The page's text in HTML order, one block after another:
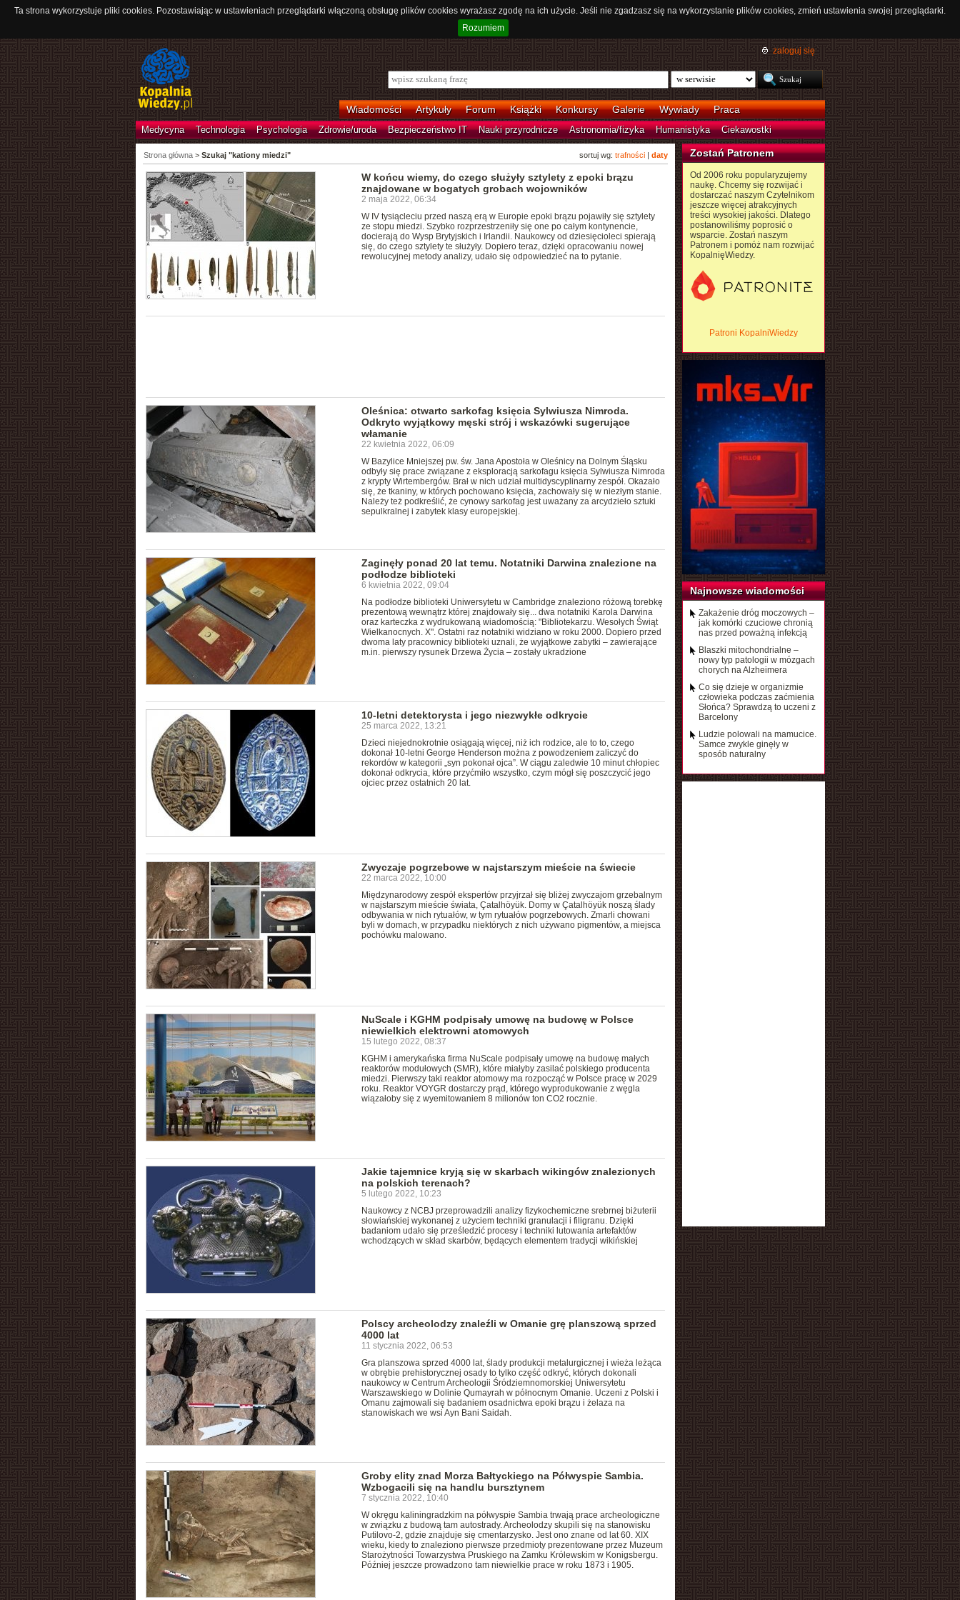
Ta strona wykorzystuje pliki cookies. Pozostawiając w ustawieniach przeglądarki włączoną obsługę plików cookies wyrażasz zgodę na ich użycie. Jeśli nie zgadzasz się na wykorzystanie plików cookies, zmień ustawienia swojej przeglądarki.
Rozumiem
zaloguj się
Wiadomości Artykuły Forum Książki Konkursy Galerie Wywiady Praca
Medycyna Technologia Psychologia Zdrowie/uroda Bezpieczeństwo IT Nauki przyrodnicze Astronomia/fizyka Humanistyka Ciekawostki
sortuj wg: trafności| daty
Strona główna> Szukaj "kationy miedzi"
W końcu wiemy, do czego służyły sztylety z epoki brązu
znajdowane w bogatych grobach wojowników
2 maja 2022, 06:34
W IV tysiącleciu przed naszą erą w Europie epoki brązu pojawiły się sztylety
ze stopu miedzi. Szybko rozprzestrzeniły się one po całym kontynencie,
docierają do Wysp Brytyjskich i Irlandii. Naukowcy od dziesięcioleci spierają
się, do czego sztylety te służyły. Dopiero teraz, dzięki opracowaniu nowej
rewolucyjnej metody analizy, udało się odpowiedzieć na to pytanie.
Oleśnica: otwarto sarkofag księcia Sylwiusza Nimroda.
Odkryto wyjątkowy męski strój i wskazówki sugerujące
włamanie
22 kwietnia 2022, 06:09
W Bazylice Mniejszej pw. św. Jana Apostoła w Oleśnicy na Dolnym Śląsku
odbyły się prace związane z eksploracją sarkofagu księcia Sylwiusza Nimroda
z krypty Wirtembergów. Brał w nich udział multidyscyplinarny zespół. Okazało
się, że tkaniny, w których pochowano księcia, zachowały się w niezłym stanie.
Należy też podkreślić, że cynowy sarkofag jest uważany za arcydzieło sztuki
sepulkralnej i zabytek klasy europejskiej.
Zaginęły ponad 20 lat temu. Notatniki Darwina znalezione na
podłodze biblioteki
6 kwietnia 2022, 09:04
Na podłodze biblioteki Uniwersytetu w Cambridge znaleziono różową torebkę
prezentową wewnątrz której znajdowały się... dwa notatniki Karola Darwina
oraz karteczka z wydrukowaną wiadomością: "Bibliotekarzu. Wesołych Świąt
Wielkanocnych. X". Ostatni raz notatniki widziano w roku 2000. Dopiero przed
dwoma laty pracownicy biblioteki uznali, że wyjątkowe zabytki – zawierające
m.in. pierwszy rysunek Drzewa Życia – zostały ukradzione
10-letni detektorysta i jego niezwykłe odkrycie
25 marca 2022, 13:21
Dzieci niejednokrotnie osiągają więcej, niż ich rodzice, ale to to, czego
dokonał 10-letni George Henderson można z powodzeniem zaliczyć do
rekordów w kategorii „syn pokonał ojca”. W ciągu zaledwie 10 minut chłopiec
dokonał odkrycia, które przyćmiło wszystko, czym mógł się poszczycić jego
ojciec przez ostatnich 20 lat.
Zwyczaje pogrzebowe w najstarszym mieście na świecie
22 marca 2022, 10:00
Międzynarodowy zespół ekspertów przyjrzał się bliżej zwyczajom grzebalnym
w najstarszym mieście świata, Çatalhöyük. Domy w Çatalhöyük noszą ślady
odbywania w nich rytuałów, w tym rytuałów pogrzebowych. Zmarli chowani
byli w domach, w przypadku niektórych z nich używano pigmentów, a miejsca
pochówku malowano.
NuScale i KGHM podpisały umowę na budowę w Polsce
niewielkich elektrowni atomowych
15 lutego 2022, 08:37
KGHM i amerykańska firma NuScale podpisały umowę na budowę małych
reaktorów modułowych (SMR), które miałyby zasilać polskiego producenta
miedzi. Pierwszy taki reaktor atomowy ma rozpocząć w Polsce pracę w 2029
roku. Reaktor VOYGR dostarczy prąd, którego wyprodukowanie z węgla
wiązałoby się z wyemitowaniem 8 milionów ton CO2 rocznie.
Jakie tajemnice kryją się w skarbach wikingów znalezionych
na polskich terenach?
5 lutego 2022, 10:23
Naukowcy z NCBJ przeprowadzili analizy fizykochemiczne srebrnej biżuterii
słowiańskiej wykonanej z użyciem techniki granulacji i filigranu. Dzięki
badaniom udało się prześledzić procesy i techniki lutowania artefaktów
wchodzących w skład skarbów, będących elementem tradycji wikińskiej
Polscy archeolodzy znaleźli w Omanie grę planszową sprzed
4000 lat
11 stycznia 2022, 06:53
Gra planszowa sprzed 4000 lat, ślady produkcji metalurgicznej i wieża leżąca
w obrębie prehistorycznej osady to tylko część odkryć, których dokonali
naukowcy w Centrum Archeologii Śródziemnomorskiej Uniwersytetu
Warszawskiego w Dolinie Qumayrah w północnym Omanie. Uczeni z Polski i
Omanu zajmowali się badaniem osadnictwa epoki brązu i żelaza na
stanowiskach we wsi Ayn Bani Saidah.
Groby elity znad Morza Bałtyckiego na Półwyspie Sambia.
Wzbogacili się na handlu bursztynem
7 stycznia 2022, 10:40
W okręgu kaliningradzkim na półwyspie Sambia trwają prace archeologiczne
w związku z budową tam autostrady. Archeolodzy skupili się na stanowisku
Putilovo-2, gdzie znajduje się cmentarzysko. Jest ono znane od lat 60. XIX
wieku, kiedy to znaleziono pierwsze przedmioty prezentowane przez Muzeum
Starożytności Towarzystwa Pruskiego na Zamku Królewskim w Konigsbergu.
Później jeszcze prowadzono tam niewielkie prace w roku 1873 i 1905.
Zostań Patronem
Od 2006 roku popularyzujemy
naukę. Chcemy się rozwijać i
dostarczać naszym Czytelnikom
jeszcze więcej atrakcyjnych
treści wysokiej jakości. Dlatego
postanowiliśmy poprosić o
wsparcie. Zostań naszym
Patronem i pomóż nam rozwijać
KopalnięWiedzy.
Patroni KopalniWiedzy
Najnowsze wiadomości
Zakażenie dróg moczowych –
jak komórki czuciowe chronią
nas przed poważną infekcją
Blaszki mitochondrialne –
nowy typ patologii w mózgach
chorych na Alzheimera
Co się dzieje w organizmie
człowieka podczas zaćmienia
Słońca? Sprawdzą to uczeni z
Barcelony
Ludzie polowali na mamucice.
Samce zwykle ginęły w
sposób naturalny